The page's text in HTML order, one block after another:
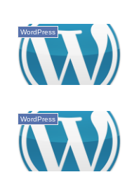
WordPress
WordPress